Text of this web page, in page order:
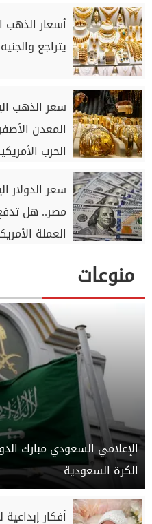
يتراجع
سعر الذهب
المعدن
الحرب
مصر.. هل تدفع
العملة
منوعات
الإعلامي السعودي مبارك
الكرة السعودية
أفكار